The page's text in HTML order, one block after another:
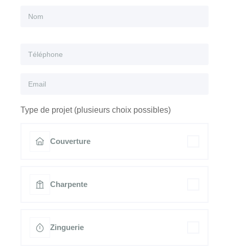
Type de projet (plusieurs choix possibles)
Couverture
Charpente
Zinguerie